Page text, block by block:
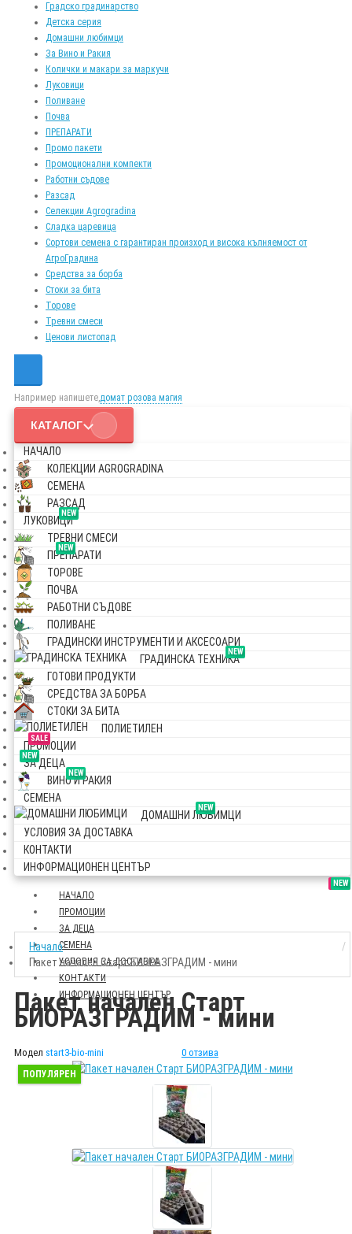
Градско градинарство
Детска серия
Домашни любимци
За Вино и Ракия
Колички и макари за маркучи
Луковици
Поливане
Почва
ПРЕПАРАТИ
Промо пакети
Промоционални компекти
Работни съдове
Разсад
Селекции Agrogradina
Сладка царевица
Сортови семена с гарантиран произход и висока кълняемост от
АгроГрадина
Средства за борба
Стоки за бита
Торове
Тревни смеси
Ценови листопад
Например напишете,домат розова магия
КАТАЛОГ
НАЧАЛО
КОЛЕКЦИИ AGROGRADINA
СЕМЕНА
РАЗСАД
NEW
ЛУКОВИЦИ
ТРЕВНИ СМЕСИ
NEW
ПРЕПАРАТИ
ТОРОВЕ
ПОЧВА
РАБОТНИ СЪДОВЕ
ПОЛИВАНЕ
ГРАДИНСКИ ИНСТРУМЕНТИ И АКСЕСОАРИ
NEW
ГРАДИНСКА ТЕХНИКА
ГОТОВИ ПРОДУКТИ
СРЕДСТВА ЗА БОРБА
СТОКИ ЗА БИТА
ПОЛИЕТИЛЕН
SALE
ПРОМОЦИИ
NEW
ЗА ДЕЦА
NEW
ВИНО И РАКИЯ
СЕМЕНА
NEW
ДОМАШНИ ЛЮБИМЦИ
УСЛОВИЯ ЗА ДОСТАВКА
КОНТАКТИ
ИНФОРМАЦИОНЕН ЦЕНТЪР
НАЧАЛО
SALE
ПРОМОЦИИ
NEW
ЗА ДЕЦА
СЕМЕНА
УСЛОВИЯ ЗА ДОСТАВКА
КОНТАКТИ
ИНФОРМАЦИОНЕН ЦЕНТЪР
Начало
Пакет начален Старт БИОРАЗГРАДИМ - мини
Пакет начален Старт
БИОРАЗГРАДИМ - мини
Модел start3-bio-mini 0 отзива
ПОПУЛЯРЕН